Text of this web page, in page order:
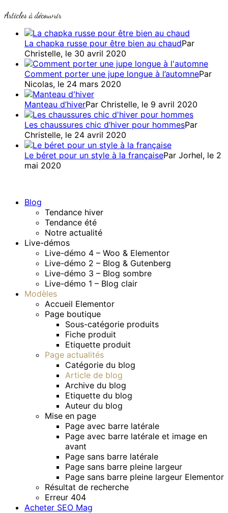
Articles à découvrir
La chapka russe pour être bien au chaudPar
Christelle, le 30 avril 2020
Comment porter une jupe longue à l’automnePar
Nicolas, le 24 mars 2020
Manteau d’hiverPar Christelle, le 9 avril 2020
Les chaussures chic d’hiver pour hommesPar
Christelle, le 24 avril 2020
Le béret pour un style à la françaisePar Jorhel, le 2
mai 2020
Blog
Tendance hiver
Tendance été
Notre actualité
Live-démos
Live-démo 4 – Woo & Elementor
Live-démo 2 – Blog & Gutenberg
Live-démo 3 – Blog sombre
Live-démo 1 – Blog clair
Modèles
Accueil Elementor
Page boutique
Sous-catégorie produits
Fiche produit
Etiquette produit
Page actualités
Catégorie du blog
Article de blog
Archive du blog
Etiquette du blog
Auteur du blog
Mise en page
Page avec barre latérale
Page avec barre latérale et image en
avant
Page sans barre latérale
Page sans barre pleine largeur
Page sans barre pleine largeur Elementor
Résultat de recherche
Erreur 404
Acheter SEO Mag